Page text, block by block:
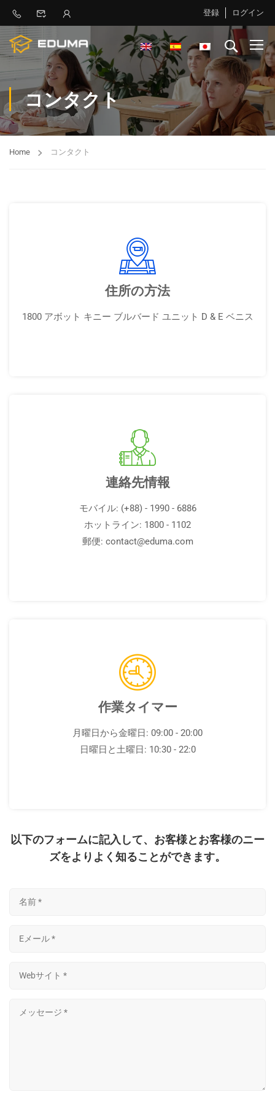
登録 ログイン
コンタクト
Home コンタクト
住所の方法
1800 アボット キニー ブルバード ユニット D & E ベニス
連絡先情報
モバイル: (+88) - 1990 - 6886
ホットライン: 1800 - 1102
郵便: contact@eduma.com
作業タイマー
月曜日から金曜日: 09:00 - 20:00
日曜日と土曜日: 10:30 - 22:0
以下のフォームに記入して、お客様とお客様のニー
ズをよりよく知ることができます。